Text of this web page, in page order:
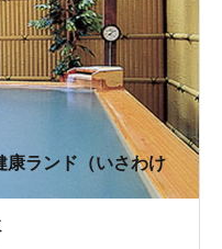
康ランド（いさわけ